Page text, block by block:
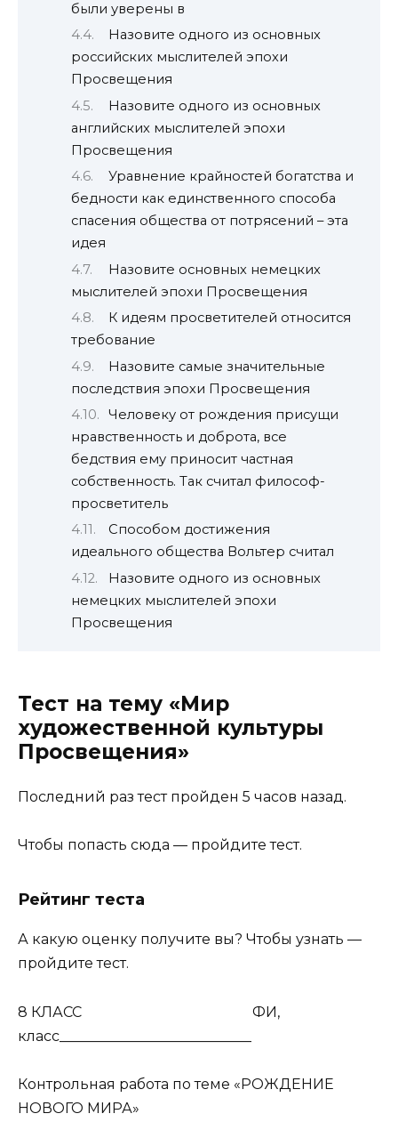
были уверены в
Назовите одного из основных
российских мыслителей эпохи
Просвещения
Назовите одного из основных
английских мыслителей эпохи
Просвещения
Уравнение крайностей богатства и
бедности как единственного способа
спасения общества от потрясений – эта
идея
Назовите основных немецких
мыслителей эпохи Просвещения
К идеям просветителей относится
требование
Назовите самые значительные
последствия эпохи Просвещения
Человеку от рождения присущи
нравственность и доброта, все
бедствия ему приносит частная
собственность. Так считал философ-
просветитель
Способом достижения
идеального общества Вольтер считал
Назовите одного из основных
немецких мыслителей эпохи
Просвещения
Тест на тему «Мир
художественной культуры
Просвещения»
Последний раз тест пройден 5 часов назад.
Чтобы попасть сюда — пройдите тест.
Рейтинг теста
А какую оценку получите вы? Чтобы узнать —
пройдите тест.
8 КЛАСС ФИ,
класс___________________________
Контрольная работа по теме «РОЖДЕНИЕ
НОВОГО МИРА»